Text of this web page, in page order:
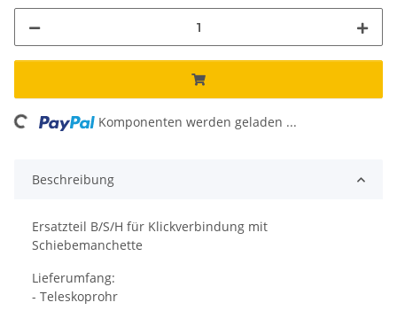
Loading... Komponenten werden geladen ...
Beschreibung
Ersatzteil B/S/H für Klickverbindung mit
Schiebemanchette
Lieferumfang:
- Teleskoprohr